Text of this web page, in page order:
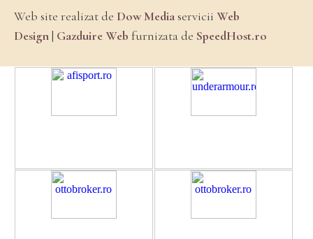
Web site realizat de Dow Mediaservicii Web
Design| Gazduire Web furnizata de SpeedHost.ro